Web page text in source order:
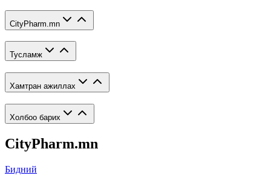
CityPharm.mn
Тусламж
Хамтран ажиллах
Холбоо барих
CityPharm.mn
Бидний